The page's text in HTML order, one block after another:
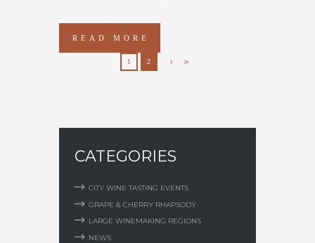
READ MORE
1 2
CATEGORIES
CITY WINE TASTING EVENTS
GRAPE & CHERRY RHAPSODY
LARGE WINEMAKING REGIONS
NEWS